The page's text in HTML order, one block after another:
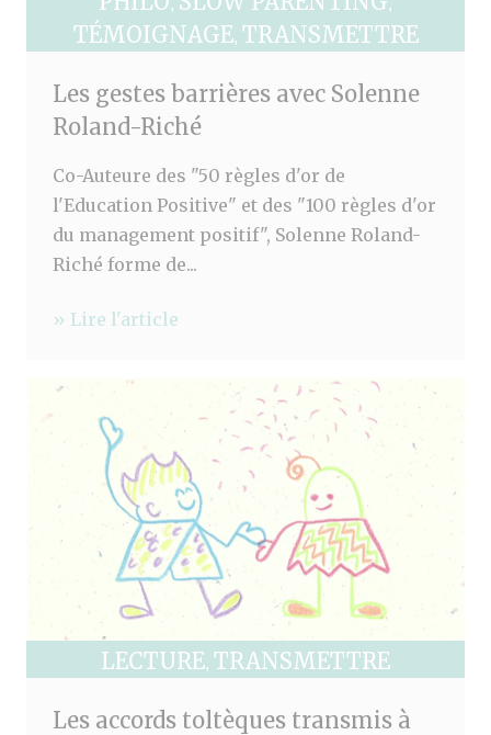
, ,
TÉMOIGNAGE, TRANSMETTRE
Les gestes barrières avec Solenne
Roland-Riché
Co-Auteure des "50 règles d'or de
l'Education Positive" et des "100 règles d'or
du management positif", Solenne Roland-
Riché forme de...
» Lire l'article
LECTURE, TRANSMETTRE
Les accords toltèques transmis à